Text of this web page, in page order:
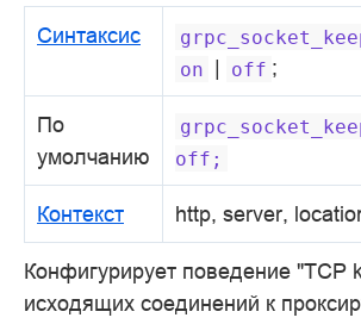
Синтаксис
on | off ;
По
умолчанию
off;
Контекст http, server,
Конфигурирует поведение "TCP
исходящих соединений к